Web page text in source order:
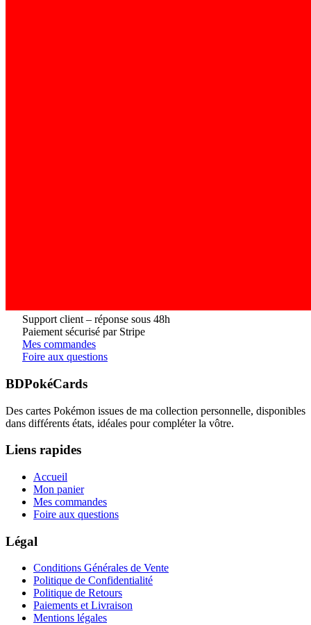
Support client – réponse sous 48h
Paiement sécurisé par Stripe
Mes commandes
Foire aux questions
BDPokéCards
Des cartes Pokémon issues de ma collection personnelle, disponibles
dans différents états, idéales pour compléter la vôtre.
Liens rapides
Accueil
Mon panier
Mes commandes
Foire aux questions
Légal
Conditions Générales de Vente
Politique de Confidentialité
Politique de Retours
Paiements et Livraison
Mentions légales